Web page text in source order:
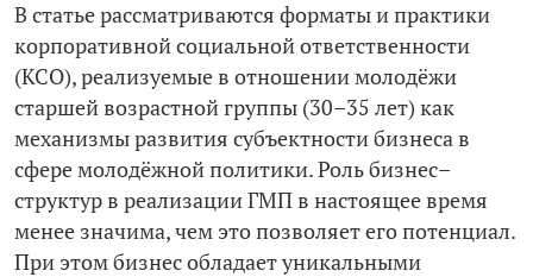
В статье рассматриваются форматы и практики
корпоративной социальной ответственности
(КСО), реализуемые в отношении молодёжи
старшей возрастной группы (30–35 лет) как
механизмы развития субъектности бизнеса в
сфере молодёжной политики. Роль бизнес–
структур в реализации ГМП в настоящее время
менее значима, чем это позволяет его потенциал.
При этом бизнес обладает уникальными